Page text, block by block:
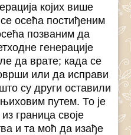
којих више
осећа постиђеним
позваним да
генерације
да врате; када се
или да исправи
су други оставили
путем. То је
граница своје
и та моћ да изађе